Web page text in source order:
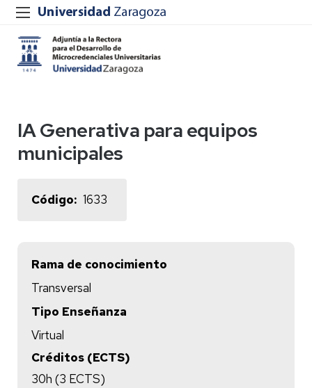
IA Generativa para equipos
municipales
Código 1633
Rama de conocimiento
Transversal
Tipo Enseñanza
Virtual
Créditos (ECTS)
30h (3 ECTS)